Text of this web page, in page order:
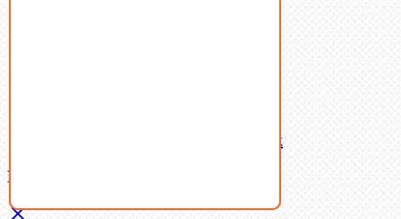
Латунный и бронзовый крепеж
Ваша корзина